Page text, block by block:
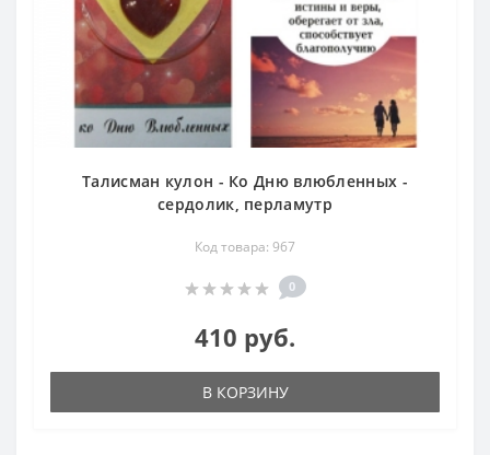
Талисман кулон - Ко Дню влюбленных -
сердолик, перламутр
Код товара: 967
0
410 руб.
В КОРЗИНУ